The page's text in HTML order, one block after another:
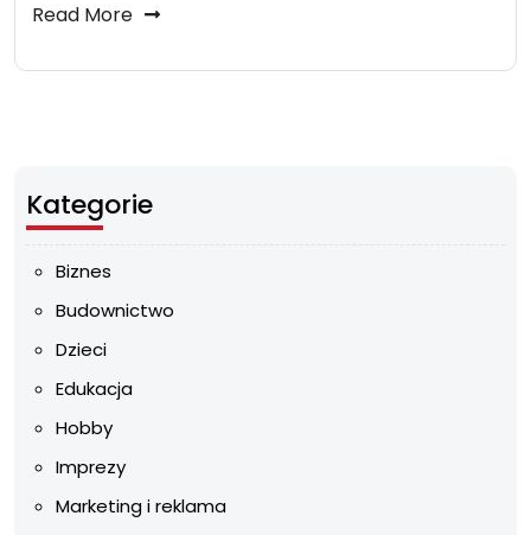
Read More
Kategorie
Biznes
Budownictwo
Dzieci
Edukacja
Hobby
Imprezy
Marketing i reklama